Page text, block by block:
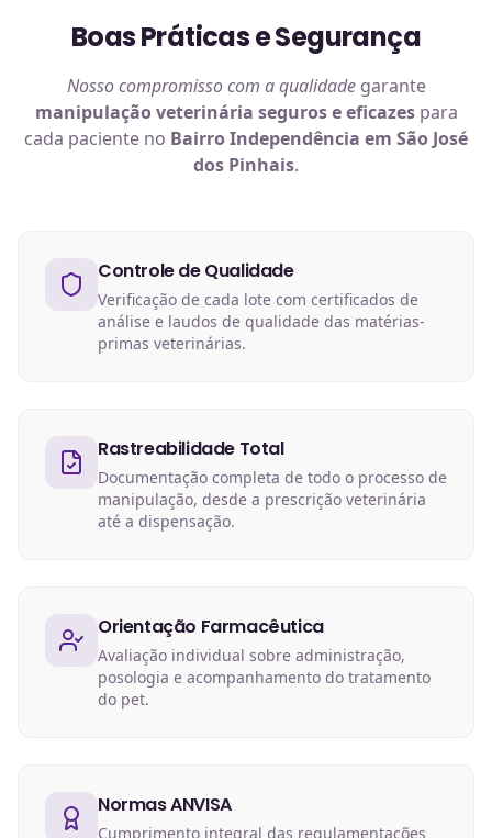
Boas Práticas e Segurança
Nosso compromisso com a qualidadegarante
manipulação veterinária seguros e eficazespara
cada paciente no Bairro Independência em São José
dos Pinhais.
Controle de Qualidade
Verificação de cada lote com certificados de
análise e laudos de qualidade das matérias-
primas veterinárias.
Rastreabilidade Total
Documentação completa de todo o processo de
manipulação, desde a prescrição veterinária
até a dispensação.
Orientação Farmacêutica
Avaliação individual sobre administração,
posologia e acompanhamento do tratamento
do pet.
Normas ANVISA
Cumprimento integral das regulamentações